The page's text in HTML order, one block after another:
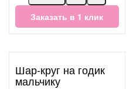
Заказать в 1 клик
Шар-круг на годик
мальчику